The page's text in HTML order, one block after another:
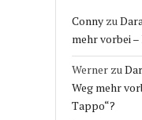
Connyzu
mehr vorbei
Wernerzu
Weg mehr
Tappo“?